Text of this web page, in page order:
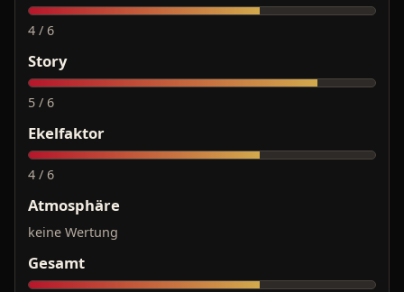
4 / 6
Story
5 / 6
Ekelfaktor
4 / 6
Atmosphäre
keine Wertung
Gesamt